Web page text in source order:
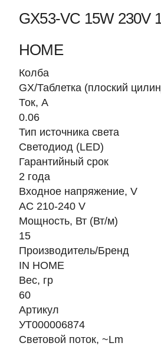
GX53-VC 15W 230V
HOME
Колба
GX/Таблетка (плоский
Ток, A
0.06
Тип источника света
Светодиод (LED)
Гарантийный срок
2 года
Входное напряжение, V
AC 210-240 V
Мощность, Вт (Вт/м)
15
Производитель/Бренд
IN HOME
Вес, гр
60
Артикул
УТ000006874
Световой поток, ~Lm